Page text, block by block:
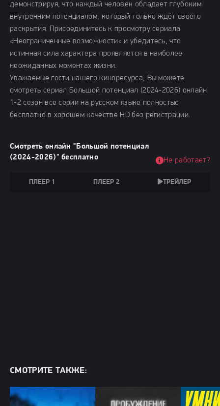
демонстрируя, что каждый человек обладает глубоким
внутренним потенциалом, который только ждёт своего
раскрытия. Присоединитесь к просмотру сериала
«Неограниченные возможности» и убедитесь, что
истинная сила характера проявляется в наиболее
неожиданных моментах жизни.
Уважаемые гости нашего киноресурса, Вы можете
смотреть сериал Большой потенциал (2024-2026) онлайн
1-2 сезон все серии на русском языке полностью
бесплатно в хорошем качестве HD без регистрации.
Смотреть онлайн "Большой потенциал
(2024-2026)" бесплатно
ПЛЕЕР 1 ПЛЕЕР 2 ТРЕЙЛЕР
Не работает?
СМОТРИТЕ ТАКЖЕ: